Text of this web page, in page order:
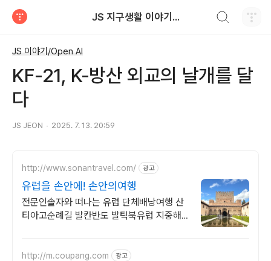
JS 지구생활 이야기...
JS 이야기/Open AI
KF-21, K-방산 외교의 날개를 달
다
JS JEON 2025. 7. 13. 20:59
http://www.sonantravel.com/ 광고
유럽을 손안에! 손안의여행
전문인솔자와 떠나는 유럽 단체배낭여행 산
티아고순례길 발칸반도 발틱북유럽 지중해
http://m.coupang.com 광고